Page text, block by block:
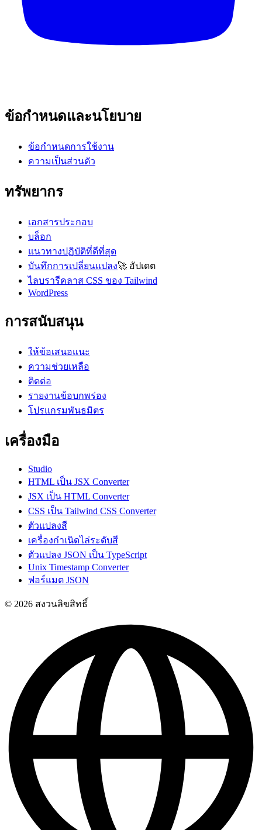
ข้อกำหนดและนโยบาย
ข้อกำหนดการใช้งาน
ความเป็นส่วนตัว
ทรัพยากร
เอกสารประกอบ
บล็อก
แนวทางปฏิบัติที่ดีที่สุด
บันทึกการเปลี่ยนแปลง🚀 อัปเดต
ไลบรารีคลาส CSS ของ Tailwind
WordPress
การสนับสนุน
ให้ข้อเสนอแนะ
ความช่วยเหลือ
ติดต่อ
รายงานข้อบกพร่อง
โปรแกรมพันธมิตร
เครื่องมือ
Studio
HTML เป็น JSX Converter
JSX เป็น HTML Converter
CSS เป็น Tailwind CSS Converter
ตัวแปลงสี
เครื่องกำเนิดไล่ระดับสี
ตัวแปลง JSON เป็น TypeScript
Unix Timestamp Converter
ฟอร์แมต JSON
© 2026 สงวนลิขสิทธิ์